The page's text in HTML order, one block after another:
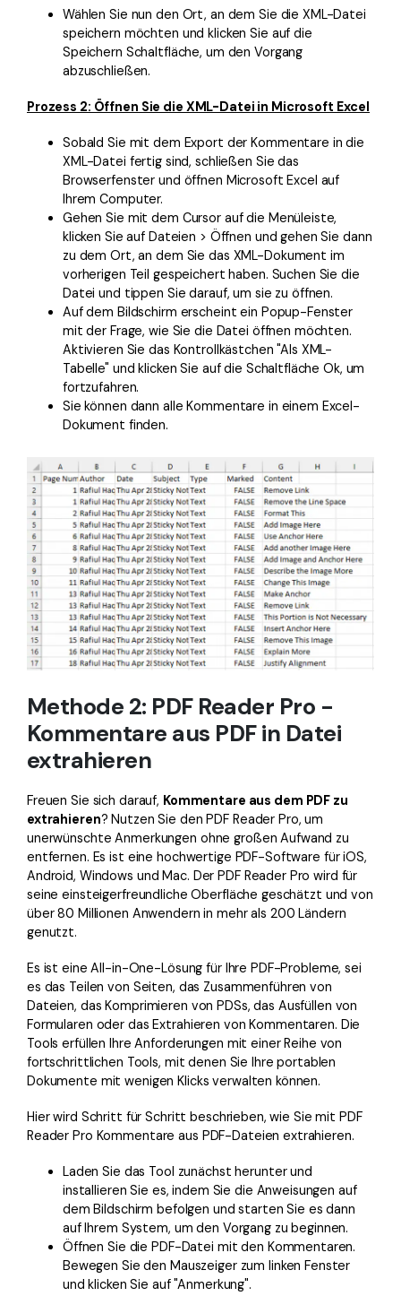
Wählen Sie nun den Ort, an dem Sie die XML-Datei
speichern möchten und klicken Sie auf die
Speichern Schaltfläche, um den Vorgang
abzuschließen.
Prozess 2: Öffnen Sie die XML-Datei in Microsoft Excel
Sobald Sie mit dem Export der Kommentare in die
XML-Datei fertig sind, schließen Sie das
Browserfenster und öffnen Microsoft Excel auf
Ihrem Computer.
Gehen Sie mit dem Cursor auf die Menüleiste,
klicken Sie auf Dateien > Öffnen und gehen Sie dann
zu dem Ort, an dem Sie das XML-Dokument im
vorherigen Teil gespeichert haben. Suchen Sie die
Datei und tippen Sie darauf, um sie zu öffnen.
Auf dem Bildschirm erscheint ein Popup-Fenster
mit der Frage, wie Sie die Datei öffnen möchten.
Aktivieren Sie das Kontrollkästchen "Als XML-
Tabelle" und klicken Sie auf die Schaltfläche Ok, um
fortzufahren.
Sie können dann alle Kommentare in einem Excel-
Dokument finden.
Methode 2: PDF Reader Pro -
Kommentare aus PDF in Datei
extrahieren
Freuen Sie sich darauf, Kommentare aus dem PDF zu
extrahieren? Nutzen Sie den PDF Reader Pro, um
unerwünschte Anmerkungen ohne großen Aufwand zu
entfernen. Es ist eine hochwertige PDF-Software für iOS,
Android, Windows und Mac. Der PDF Reader Pro wird für
seine einsteigerfreundliche Oberfläche geschätzt und von
über 80 Millionen Anwendern in mehr als 200 Ländern
genutzt.
Es ist eine All-in-One-Lösung für Ihre PDF-Probleme, sei
es das Teilen von Seiten, das Zusammenführen von
Dateien, das Komprimieren von PDSs, das Ausfüllen von
Formularen oder das Extrahieren von Kommentaren. Die
Tools erfüllen Ihre Anforderungen mit einer Reihe von
fortschrittlichen Tools, mit denen Sie Ihre portablen
Dokumente mit wenigen Klicks verwalten können.
Hier wird Schritt für Schritt beschrieben, wie Sie mit PDF
Reader Pro Kommentare aus PDF-Dateien extrahieren.
Laden Sie das Tool zunächst herunter und
installieren Sie es, indem Sie die Anweisungen auf
dem Bildschirm befolgen und starten Sie es dann
auf Ihrem System, um den Vorgang zu beginnen.
Öffnen Sie die PDF-Datei mit den Kommentaren.
Bewegen Sie den Mauszeiger zum linken Fenster
und klicken Sie auf "Anmerkung".